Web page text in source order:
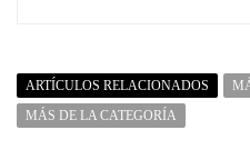
ARTÍCULOS RELACIONADOS
MÁS DE LA CATEGORÍA